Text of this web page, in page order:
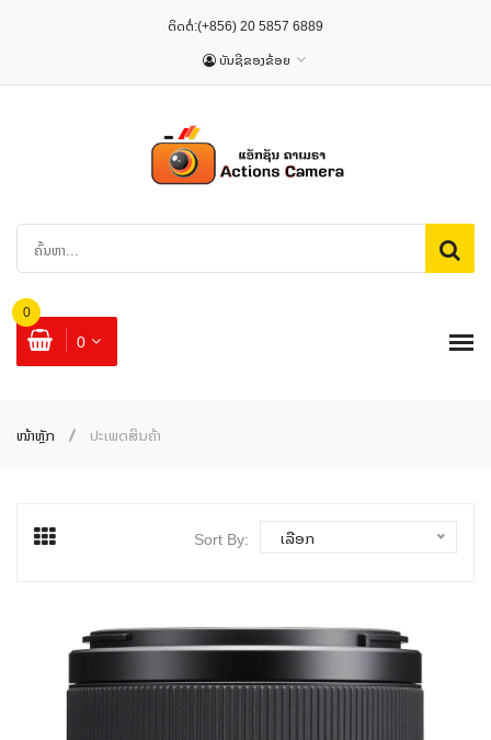
ຕິດຕໍ່:(+856) 20 5857 6889
ບັນຊີຂອງຂ້ອຍ
0
0
ໜ້າຫຼັກ ປະເພດສິນຄ້າ
Sort By: ເລືອກ